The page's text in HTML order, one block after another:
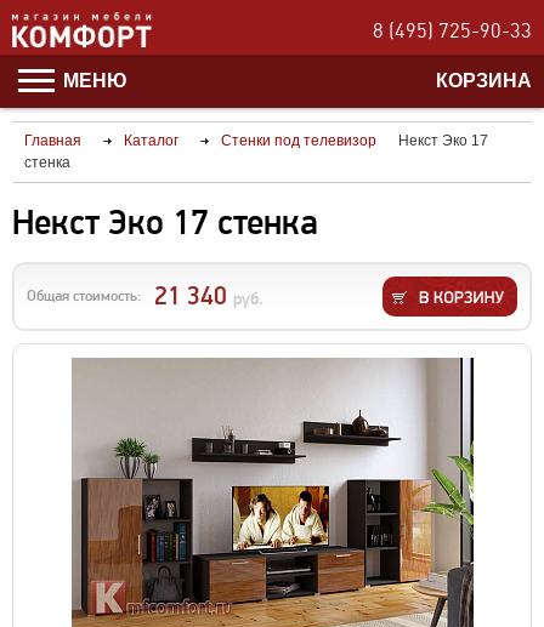
8 (495) 725-90-33
МЕНЮ КОРЗИНА
Главная Каталог Стенки под телевизор
Некст Эко 17
стенка
Некст Эко 17 стенка
Общая стоимость: 21 340 руб.